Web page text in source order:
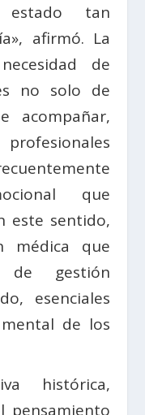
estado tan
afirmó. La
de
no solo de
acompañar,
que
este sentido,
médica que
de gestión
esenciales
de los
histórica,
pensamiento